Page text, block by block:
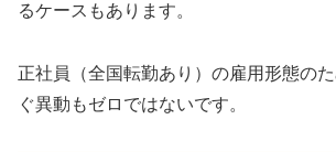
るケースもあります。
正社員（全国転勤あり）の雇用形態の
ぐ異動もゼロではないです。